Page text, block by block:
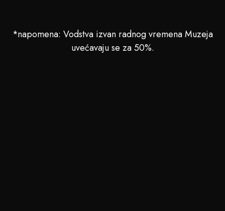
*napomena: Vodstva izvan radnog vremena Muzeja
uvećavaju se za 50%.